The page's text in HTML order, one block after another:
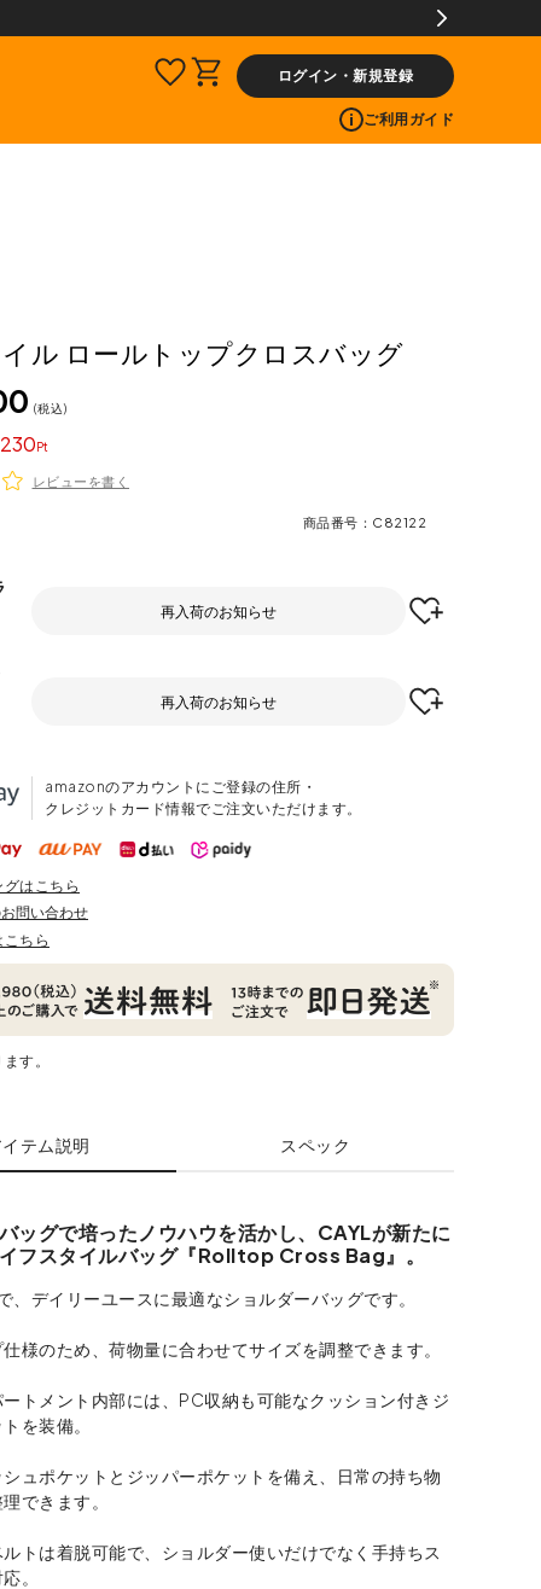
ログイン・新規登録
ご利用ガイド
ル ロールトップクロスバッグ
税込
230
レビューを書く
商品番号 C82122
再入荷のお知らせ
再入荷のお知らせ
amazonのアカウントにご登録の住所・
クレジットカード情報でご注文いただけます。
はこちら
問い合わせ
ちら
す。
イテム説明 スペック
ッグで培ったノウハウを活かし、CAYLが新たに
フスタイルバッグ『Rolltop Cross Bag』。
、デイリーユースに最適なショルダーバッグです。
様のため、荷物量に合わせてサイズを調整できます。
ートメント内部には、PC収納も可能なクッション付きジ
を装備。
ュポケットとジッパーポケットを備え、日常の持ち物
できます。
トは着脱可能で、ショルダー使いだけでなく手持ちス
。